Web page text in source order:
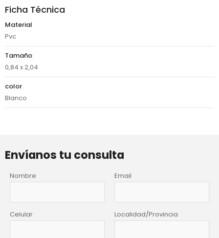
Ficha Técnica
Material
Pvc
Tamaño
0,84 x 2,04
color
Blanco
Envíanos tu consulta
Nombre Email
Celular Localidad/Provincia